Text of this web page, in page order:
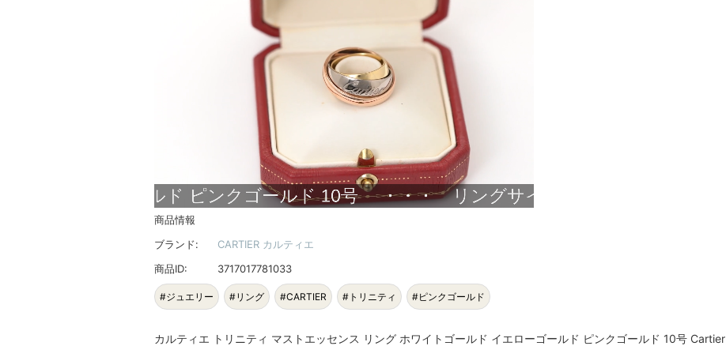
商品情報
ブランド:
CARTIER カルティエ
商品ID:
3717017781033
#ジュエリー #リング #CARTIER #トリニティ #ピンクゴールド
カルティエ トリニティ マストエッセンス リング ホワイトゴールド イエローゴールド ピンクゴールド 10号 Cartier